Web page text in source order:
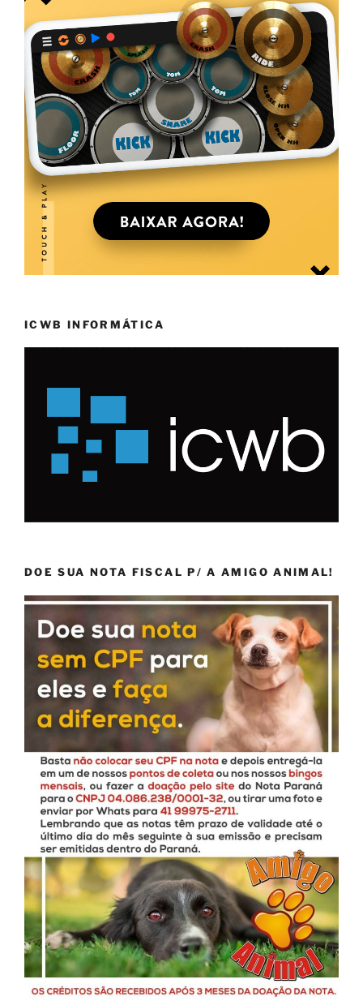
ICWB INFORMÁTICA
DOE SUA NOTA FISCAL P/ A AMIGO ANIMAL!